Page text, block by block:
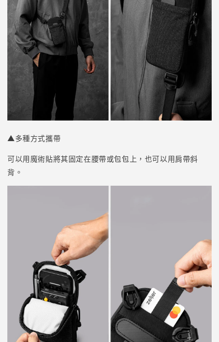
▲多種方式攜帶
可以用魔術貼將其固定在腰帶或包包上，也可以用肩帶斜
背。